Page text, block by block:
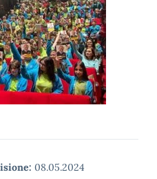
08.05.2024